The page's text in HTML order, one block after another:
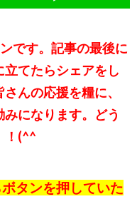
です。記事の最後に
てたらシェアをし
んの応援を糧に、
になります。どう
！(^^
タンを押していた